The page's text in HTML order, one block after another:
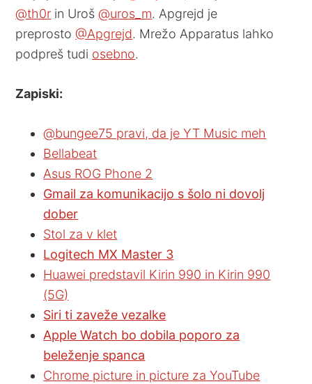
@th0r in Uroš@uros_m. Apgrejd je
preprosto@Apgrejd. Mrežo Apparatus lahko
podpreš tudi osebno.
Zapiski:
@bungee75 pravi, da je YT Music meh
Bellabeat
Asus ROG Phone 2
Gmail za komunikacijo s šolo ni dovolj
dober
Stol za v klet
Logitech MX Master 3
Huawei predstavil Kirin 990 in Kirin 990
(5G)
Siri ti zaveže vezalke
Apple Watch bo dobila poporo za
beleženje spanca
Chrome picture in picture za YouTube